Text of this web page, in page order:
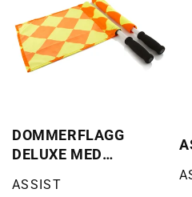
DOMMERFLAGG
DELUXE MED
Selger:
ASSIST